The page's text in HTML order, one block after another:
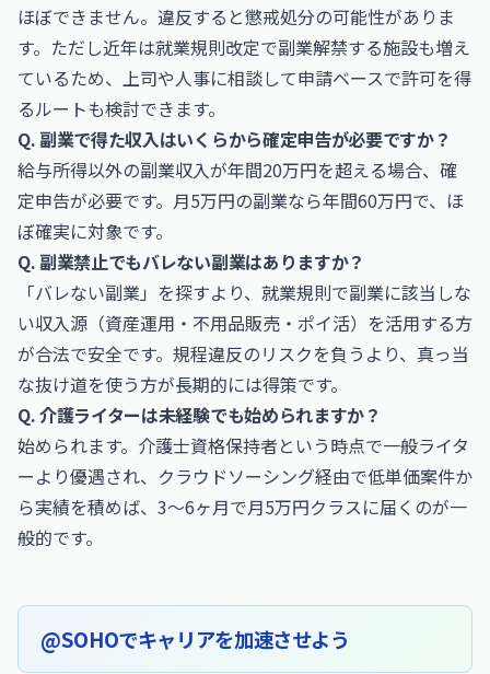
ほぼできません。違反すると懲戒処分の可能性がありま
す。ただし近年は就業規則改定で副業解禁する施設も増え
ているため、上司や人事に相談して申請ベースで許可を得
るルートも検討できます。
Q. 副業で得た収入はいくらから確定申告が必要ですか？
給与所得以外の副業収入が年間20万円を超える場合、確
定申告が必要です。月5万円の副業なら年間60万円で、ほ
ぼ確実に対象です。
Q. 副業禁止でもバレない副業はありますか？
「バレない副業」を探すより、就業規則で副業に該当しな
い収入源（資産運用・不用品販売・ポイ活）を活用する方
が合法で安全です。規程違反のリスクを負うより、真っ当
な抜け道を使う方が長期的には得策です。
Q. 介護ライターは未経験でも始められますか？
始められます。介護士資格保持者という時点で一般ライタ
ーより優遇され、クラウドソーシング経由で低単価案件か
ら実績を積めば、3〜6ヶ月で月5万円クラスに届くのが一
般的です。
@SOHOでキャリアを加速させよう